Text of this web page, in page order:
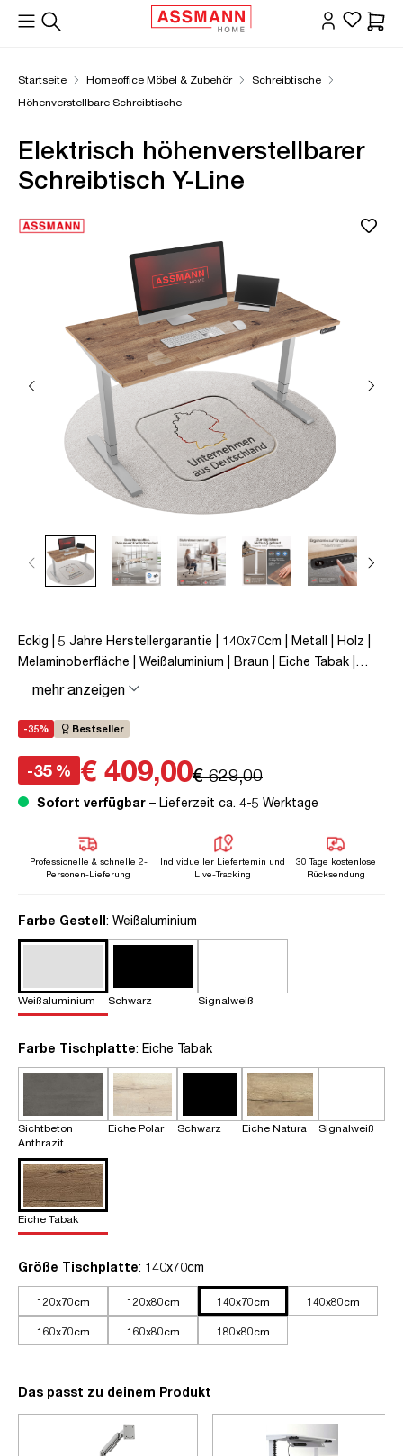
springen
Startseite Homeoffice Möbel & Zubehör
Schreibtische
Höhenverstellbare Schreibtische
Elektrisch höhenverstellbarer
Schreibtisch Y-Line
Bildergalerie überspringen
Eckig | 5 Jahre Herstellergarantie | 140x70cm | Metall | Holz |
Melaminoberfläche | Weißaluminium | Braun | Eiche Tabak |
Schreibtisch | höhenverstellbar | unmontiert | Y-Line | bis zu
80 kg | Steckertyp C | Eiche Tabak | TÜV© mobiles Arbeiten |
Kollisions-Schutz | Elektrisch höhenverstellbar |
mehr anzeigen
-35% Bestseller
-35 % € 409,00€ 629,00
Sofort verfügbar – Lieferzeit ca. 4-5 Werktage
Professionelle & schnelle 2-
Personen-Lieferung
Individueller Liefertemin und
Live-Tracking
30 Tage kostenlose
Rücksendung
Farbe Gestellauswählen
: Weißaluminium
Weißaluminium Schwarz Signalweiß
Farbe Tischplatteauswählen
: Eiche Tabak
Sichtbeton
Anthrazit
Eiche Polar Schwarz Eiche Natura Signalweiß
Eiche Tabak
Größe Tischplatteauswählen
: 140x70cm
120x70cm 120x80cm 140x70cm 140x80cm
160x70cm 160x80cm 180x80cm
Das passt zu deinem Produkt